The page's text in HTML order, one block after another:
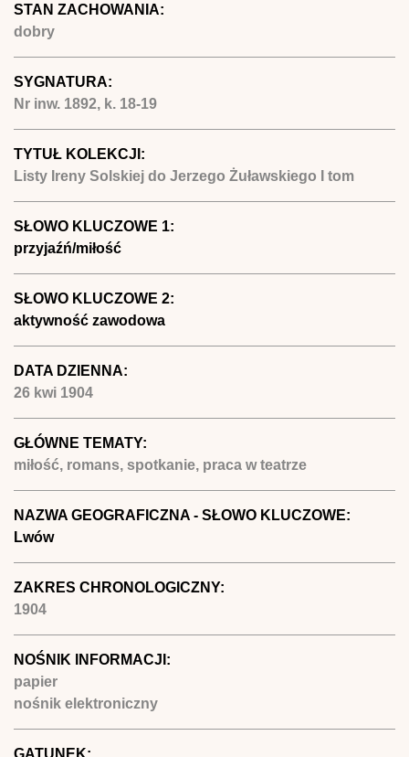
STAN ZACHOWANIA:
dobry
SYGNATURA:
Nr inw. 1892, k. 18-19
TYTUŁ KOLEKCJI:
Listy Ireny Solskiej do Jerzego Żuławskiego I tom
SŁOWO KLUCZOWE 1:
przyjaźń/miłość
SŁOWO KLUCZOWE 2:
aktywność zawodowa
DATA DZIENNA:
26 kwi 1904
GŁÓWNE TEMATY:
miłość, romans, spotkanie, praca w teatrze
NAZWA GEOGRAFICZNA - SŁOWO KLUCZOWE:
Lwów
ZAKRES CHRONOLOGICZNY:
1904
NOŚNIK INFORMACJI:
papier
nośnik elektroniczny
GATUNEK: